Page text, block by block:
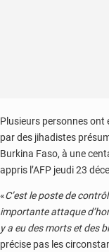
Plusieurs personnes ont
par des jihadistes
Burkina Faso, à une
appris l’AFP jeudi 23
«C’est le poste de
importante attaque
y a eu des morts et des
précise pas les